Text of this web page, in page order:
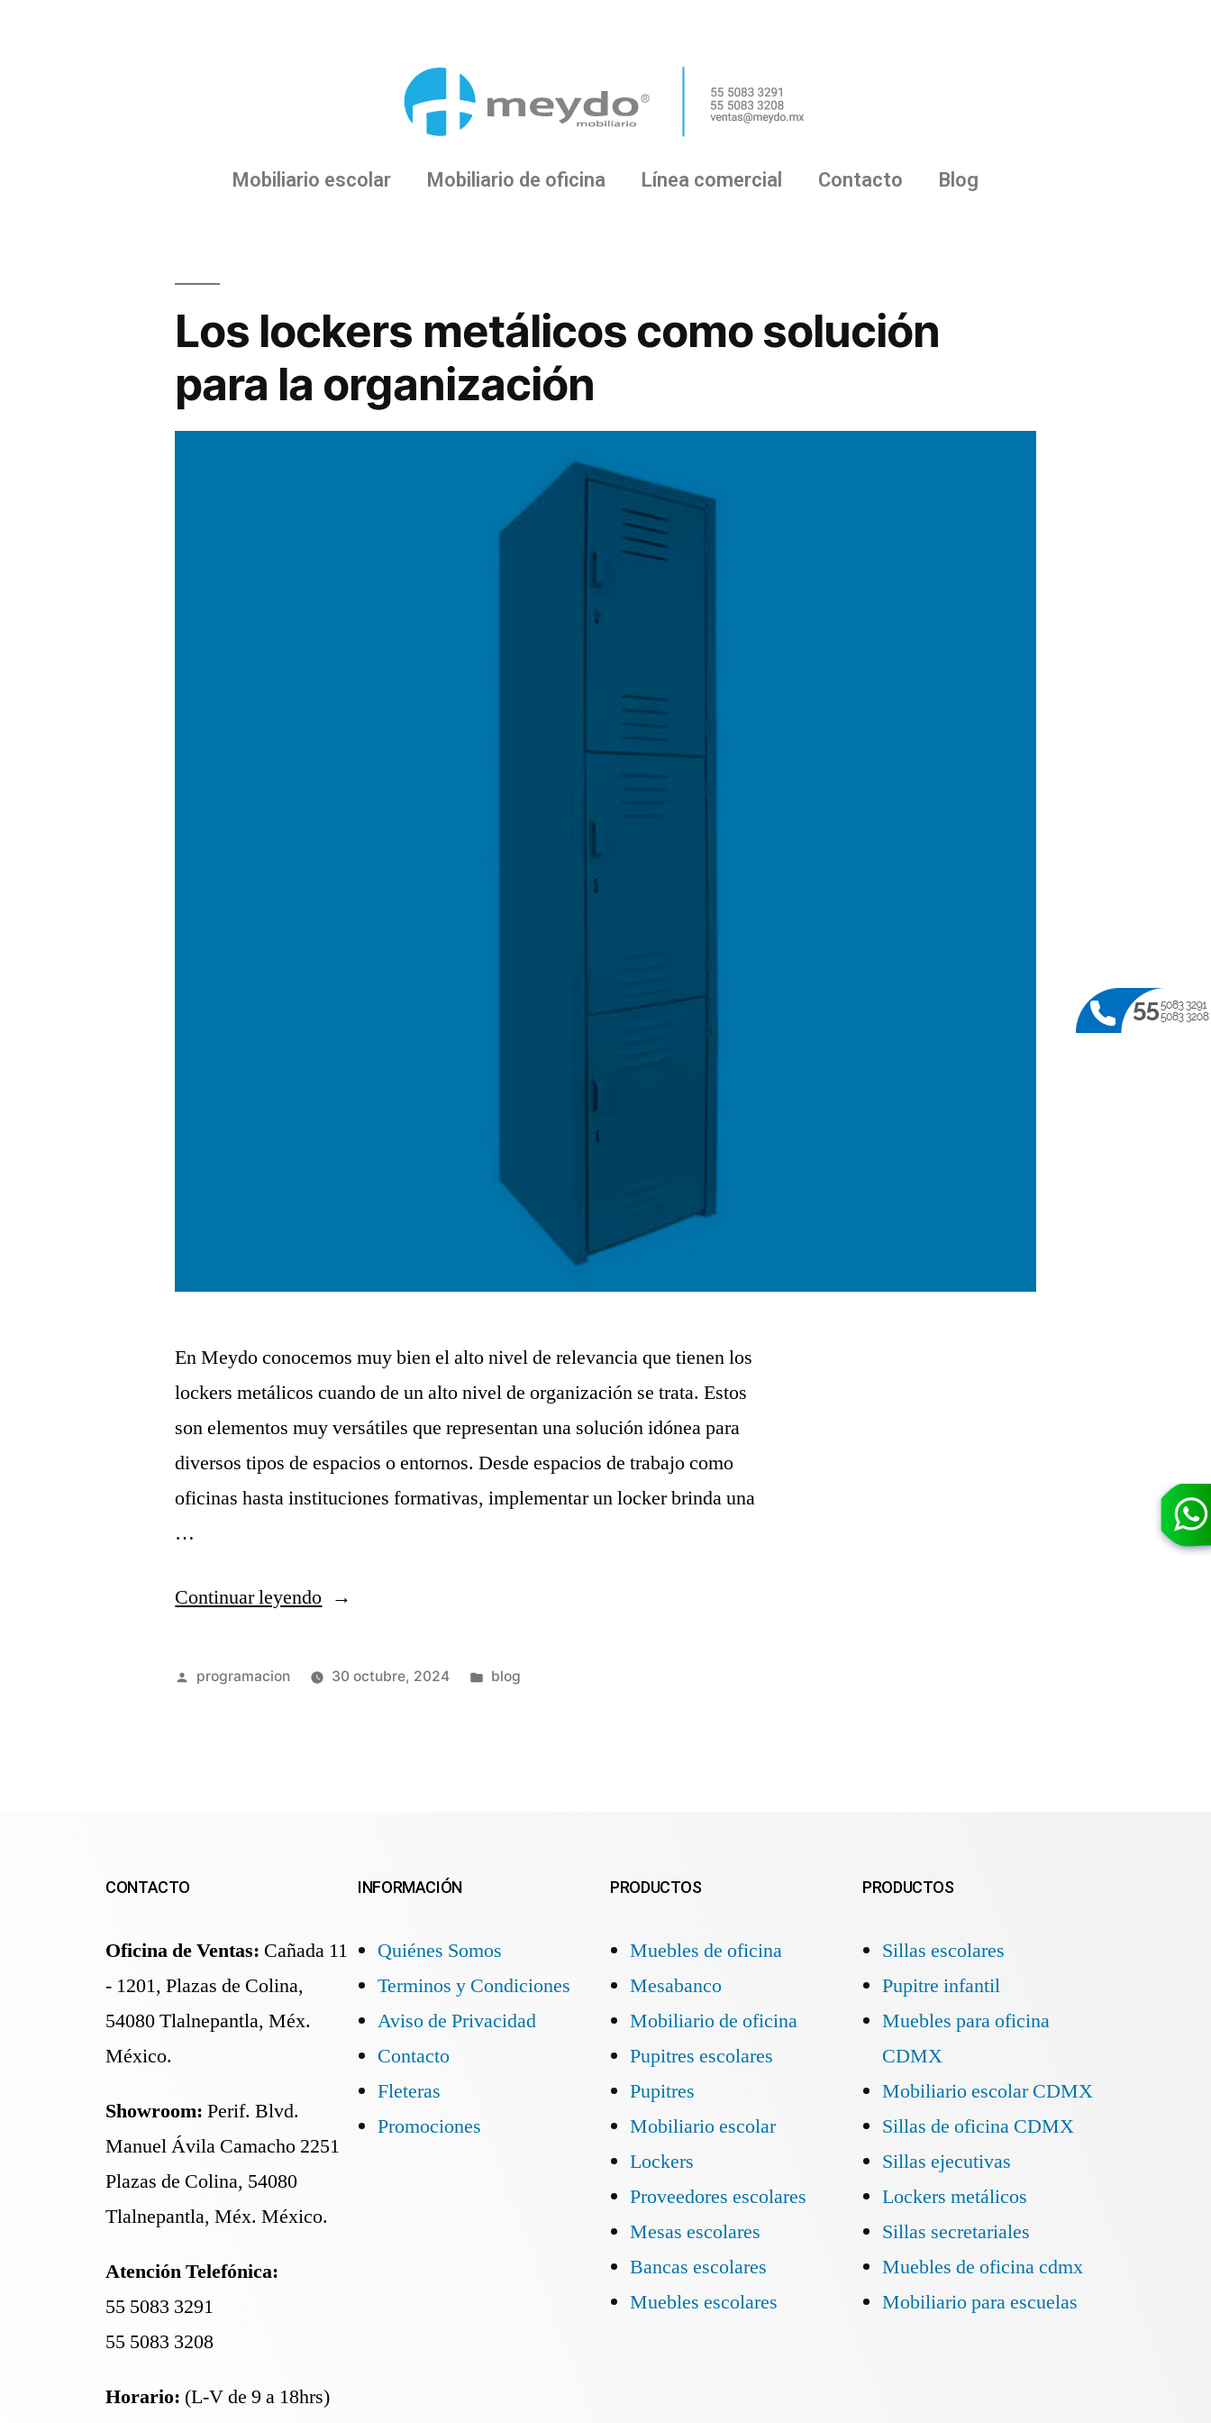
Mobiliario escolar Mobiliario de oficina Línea comercial Contacto Blog
Archivo diario:
Los lockers metálicos como solución
para la organización
En Meydo conocemos muy bien el alto nivel de relevancia que tienen los
lockers metálicos cuando de un alto nivel de organización se trata. Estos
son elementos muy versátiles que representan una solución idónea para
diversos tipos de espacios o entornos. Desde espacios de trabajo como
oficinas hasta instituciones formativas, implementar un locker brinda una
…
Continuar leyendo
programacion 30 octubre, 2024 blog
CONTACTO
Oficina de Ventas: Cañada 11
- 1201, Plazas de Colina,
54080 Tlalnepantla, Méx.
México.
Showroom: Perif. Blvd.
Manuel Ávila Camacho 2251
Plazas de Colina, 54080
Tlalnepantla, Méx. México.
Atención Telefónica:
55 5083 3291
55 5083 3208
Horario: (L-V de 9 a 18hrs)
INFORMACIÓN
Quiénes Somos
Terminos y Condiciones
Aviso de Privacidad
Contacto
Fleteras
Promociones
PRODUCTOS
Muebles de oficina
Mesabanco
Mobiliario de oficina
Pupitres escolares
Pupitres
Mobiliario escolar
Lockers
Proveedores escolares
Mesas escolares
Bancas escolares
Muebles escolares
PRODUCTOS
Sillas escolares
Pupitre infantil
Muebles para oficina
CDMX
Mobiliario escolar CDMX
Sillas de oficina CDMX
Sillas ejecutivas
Lockers metálicos
Sillas secretariales
Muebles de oficina cdmx
Mobiliario para escuelas